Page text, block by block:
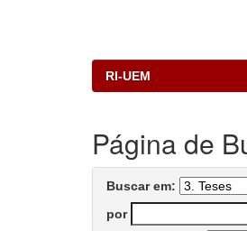
RI-UEM
Página de
Buscar em:
por